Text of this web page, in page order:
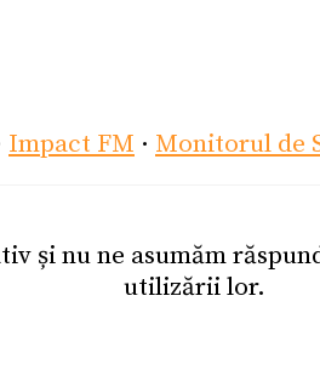
Impact FM · Monitorul de
și nu ne asumăm
utilizării lor.